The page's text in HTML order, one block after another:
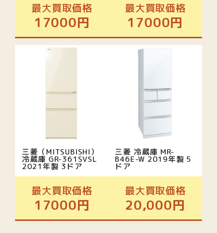
最大買取価格
17000円
最大買取価格
17000円
三菱（MITSUBISHI）
冷蔵庫 GR-361SVSL
2021年製 3ドア
最大買取価格
17000円
三菱 冷蔵庫 MR-
B46E-W 2019年製 5
ドア
最大買取価格
20,000円